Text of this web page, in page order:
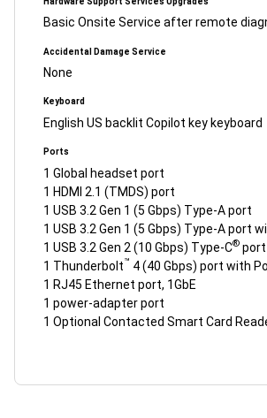
Basic Onsite Service after remote
Accidental Damage Service
None
Keyboard
English US backlit Copilot key keyboard
Ports
1 Global headset port
1 HDMI 2.1 (TMDS) port
1 USB 3.2 Gen 1 (5 Gbps) Type-A port
1 USB 3.2 Gen 1 (5 Gbps) Type-A port
1 USB 3.2 Gen 2 (10 Gbps) Type-C®
1 Thunderbolt™ 4 (40 Gbps) port with
1 RJ45 Ethernet port, 1GbE
1 power-adapter port
1 Optional Contacted Smart Card